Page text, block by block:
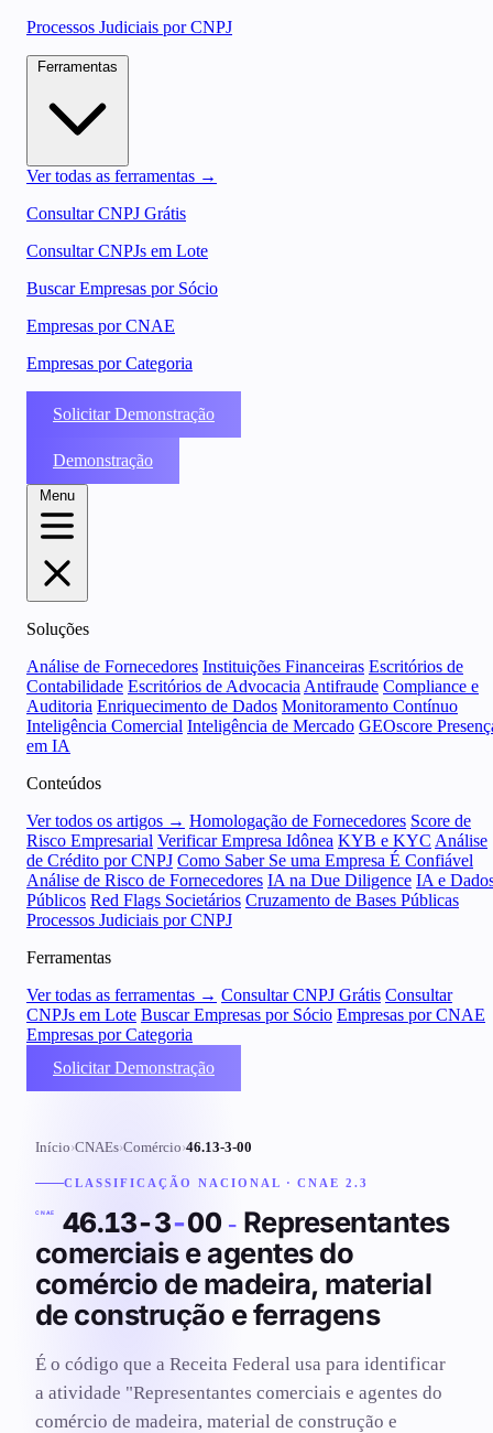
Processos Judiciais por CNPJ
Ver todas as ferramentas →
Consultar CNPJ Grátis
Consultar CNPJs em Lote
Buscar Empresas por Sócio
Empresas por CNAE
Empresas por Categoria
Solicitar Demonstração
Demonstração
Menu
Soluções
Análise de Fornecedores Instituições Financeiras Escritórios de
Contabilidade Escritórios de Advocacia Antifraude Compliance e
Auditoria Enriquecimento de Dados Monitoramento Contínuo
Inteligência Comercial Inteligência de Mercado GEOscore
em IA
Conteúdos
Ver todos os artigos → Homologação de Fornecedores Score de
Risco Empresarial Verificar Empresa Idônea KYB e KYC Análise
de Crédito por CNPJ Como Saber Se uma Empresa É Confiável
Análise de Risco de Fornecedores IA na Due Diligence IA e
Públicos Red Flags Societários Cruzamento de Bases Públicas
Processos Judiciais por CNPJ
Ferramentas
Ver todas as ferramentas → Consultar CNPJ Grátis Consultar
CNPJs em Lote Buscar Empresas por Sócio Empresas por CNAE
Empresas por Categoria
Solicitar Demonstração
Início›CNAEs›Comércio›46.13-3-00
CLASSIFICAÇÃO NACIONAL · CNAE 2.3
CNAE 46.13-3-00- Representantes
comerciais e agentes do
comércio de madeira, material
de construção e ferragens
É o código que a Receita Federal usa para identificar
a atividade "Representantes comerciais e agentes do
comércio de madeira, material de construção e